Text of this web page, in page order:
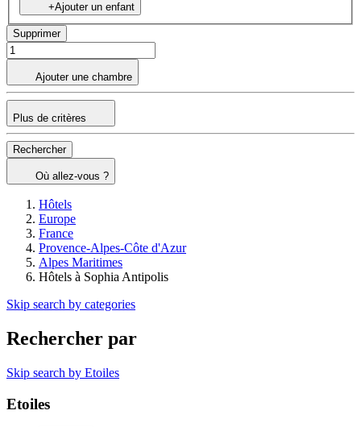
+Ajouter un enfant
Supprimer
Ajouter une chambre
Plus de critères
Rechercher
Où allez-vous ?
Hôtels
Europe
France
Provence-Alpes-Côte d'Azur
Alpes Maritimes
Hôtels à Sophia Antipolis
Skip search by categories
Rechercher par
Skip search by Etoiles
Etoiles